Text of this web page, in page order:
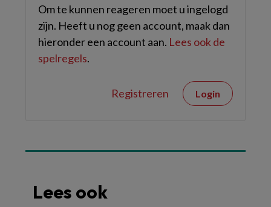
Om te kunnen reageren moet u ingelogd
zijn. Heeft u nog geen account, maak dan
hieronder een account aan. Lees ook de
spelregels.
Registreren Login
Lees ook